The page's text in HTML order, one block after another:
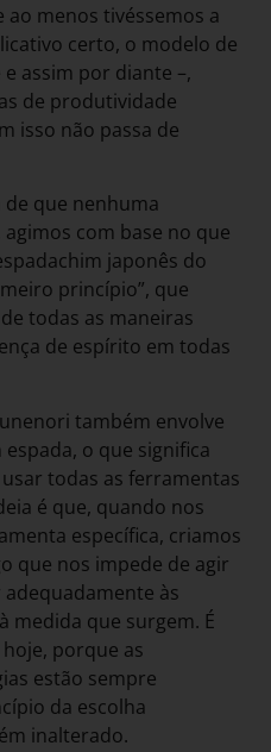
ao menos tivéssemos a
certo, o modelo de
assim por diante –,
de produtividade
isso não passa de
que nenhuma
com base no que
japonês do
princípio”, que
todas as maneiras
de espírito em todas
também envolve
o que significa
todas as ferramentas
é que, quando nos
específica, criamos
que nos impede de agir
às
medida que surgem. É
porque as
estão sempre
da escolha
inalterado.